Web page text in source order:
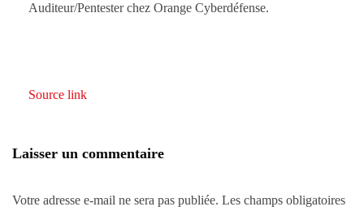
Auditeur/Pentester chez Orange Cyberdéfense.
Source link
Laisser un commentaire
Votre adresse e-mail ne sera pas publiée. Les champs obligatoires